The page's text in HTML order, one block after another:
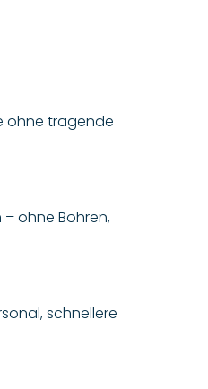
ohne tragende
ohne Bohren,
schnellere